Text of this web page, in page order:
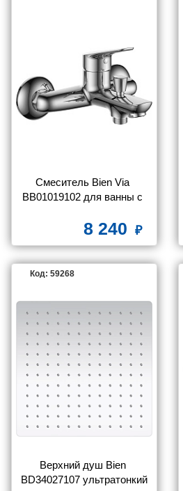
Смеситель Bien Via
BB01019102 для ванны с
8 240
Код: 59268
Верхний душ Bien
BD34027107 ультратонкий